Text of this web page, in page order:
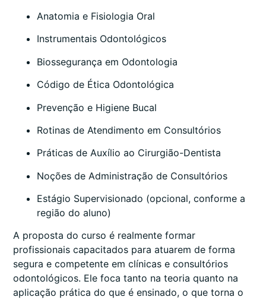
Anatomia e Fisiologia Oral
Instrumentais Odontológicos
Biossegurança em Odontologia
Código de Ética Odontológica
Prevenção e Higiene Bucal
Rotinas de Atendimento em Consultórios
Práticas de Auxílio ao Cirurgião-Dentista
Noções de Administração de Consultórios
Estágio Supervisionado (opcional, conforme a
região do aluno)
A proposta do curso é realmente formar
profissionais capacitados para atuarem de forma
segura e competente em clínicas e consultórios
odontológicos. Ele foca tanto na teoria quanto na
aplicação prática do que é ensinado, o que torna o